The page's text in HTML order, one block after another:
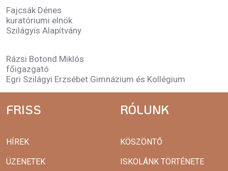
Fajcsák Dénes
kuratóriumi elnök
Szilágyis Alapítvány
Rázsi Botond Miklós
főigazgató
Egri Szilágyi Erzsébet Gimnázium és Kollégium
FRISS
HÍREK
ÜZENETEK
RÓLUNK
KÖSZÖNTŐ
ISKOLÁNK TÖRTÉNETE